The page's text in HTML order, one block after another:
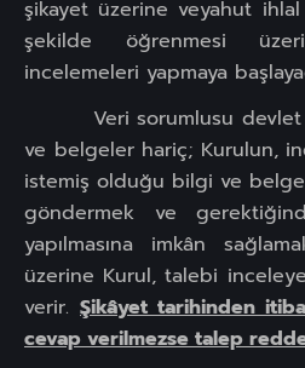
şikayet üzerine veyahut
şekilde öğrenmesi
incelemeleri yapmaya
Veri sorumlusu
ve belgeler hariç; Kurulun,
istemiş olduğu bilgi ve
göndermek ve
yapılmasına imkân
üzerine Kurul, talebi
verir. Şikâyet tarihinden
cevap verilmezse talep